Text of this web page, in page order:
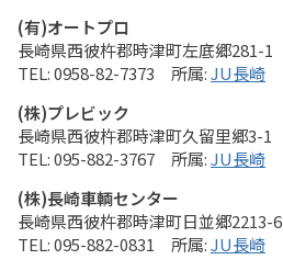
(有)オートプロ
長崎県西彼杵郡時津町左底郷281-1
0958-82-7373
JU長崎
(株)プレビック
長崎県西彼杵郡時津町久留里郷3-1
095-882-3767
JU長崎
(株)長崎車輌センター
長崎県西彼杵郡時津町日並郷2213-6
095-882-0831
JU長崎